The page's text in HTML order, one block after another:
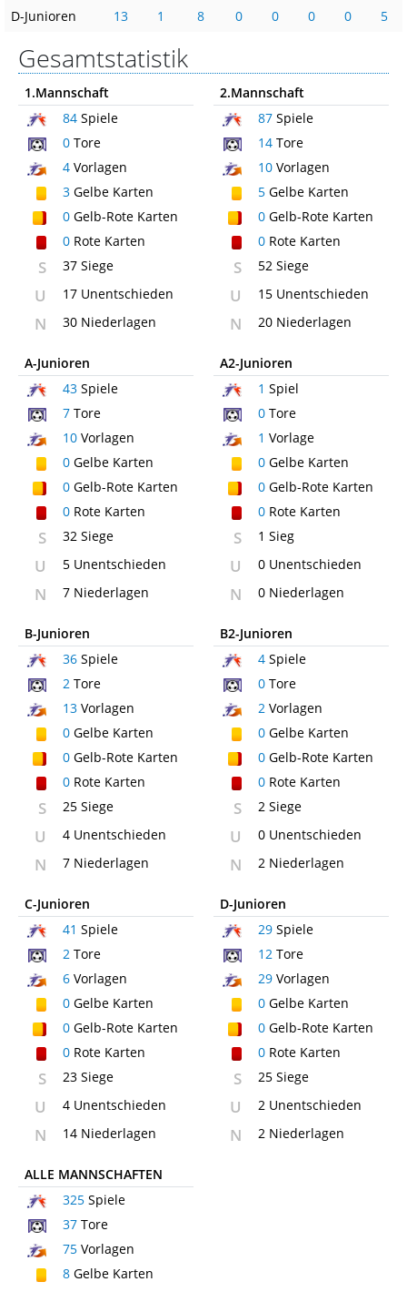
D-Junioren
13 1 8 0 0 0 0 5
Gesamtstatistik
1.Mannschaft
84 Spiele
0 Tore
4 Vorlagen
3 Gelbe Karten
0 Gelb-Rote Karten
0 Rote Karten
S 37 Siege
U 17 Unentschieden
N 30 Niederlagen
2.Mannschaft
87Spiele
14Tore
10Vorlagen
5Gelbe Karten
0Gelb-Rote Karten
0Rote Karten
S 52 Siege
U 15 Unentschieden
N 20 Niederlagen
A-Junioren
43 Spiele
7 Tore
10 Vorlagen
0 Gelbe Karten
0 Gelb-Rote Karten
0 Rote Karten
S 32 Siege
U 5 Unentschieden
N 7 Niederlagen
A2-Junioren
1 Spiel
0Tore
1 Vorlage
0Gelbe Karten
0Gelb-Rote Karten
0Rote Karten
S 1 Sieg
U 0 Unentschieden
N 0 Niederlagen
B-Junioren
36 Spiele
2 Tore
13 Vorlagen
0 Gelbe Karten
0 Gelb-Rote Karten
0 Rote Karten
S 25 Siege
U 4 Unentschieden
N 7 Niederlagen
B2-Junioren
4Spiele
0Tore
2Vorlagen
0Gelbe Karten
0Gelb-Rote Karten
0Rote Karten
S 2 Siege
U 0 Unentschieden
N 2 Niederlagen
C-Junioren
41 Spiele
2 Tore
6 Vorlagen
0 Gelbe Karten
0 Gelb-Rote Karten
0 Rote Karten
S 23 Siege
U 4 Unentschieden
N 14 Niederlagen
D-Junioren
29Spiele
12Tore
29Vorlagen
0Gelbe Karten
0Gelb-Rote Karten
0Rote Karten
S 25 Siege
U 2 Unentschieden
N 2 Niederlagen
ALLE MANNSCHAFTEN
325 Spiele
37 Tore
75 Vorlagen
8 Gelbe Karten